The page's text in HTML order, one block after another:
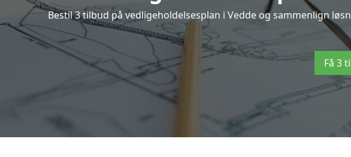
Bestil 3 tilbud på vedligeholdelsesplan i Vedde og sammenlign
Få 3